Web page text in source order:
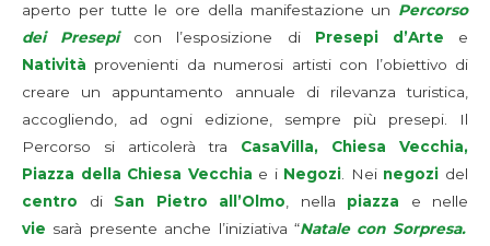
aperto per tutte le ore della manifestazione un Percorso
dei Presepi
con l’esposizione di Presepi d’Arte e
Natività provenienti da numerosi artisti con l’obiettivo di
creare un appuntamento annuale di rilevanza turistica,
accogliendo, ad ogni edizione, sempre più presepi. Il
Percorso si articolerà tra CasaVilla, Chiesa Vecchia,
Piazza della Chiesa Vecchia e iNegozi. Nei negozi del
centro di San Pietro all’Olmo, nella piazza e nelle
vie sarà presente anche l’iniziativa “Natale con Sorpresa.